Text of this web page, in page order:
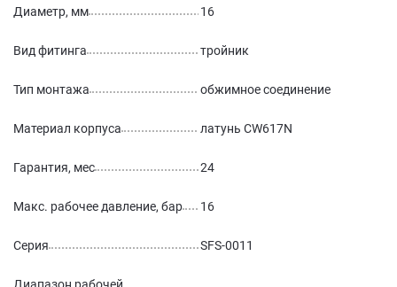
Диаметр, мм 16
Вид фитинга тройник
Тип монтажа обжимное соединение
Материал корпуса латунь CW617N
Гарантия, мес 24
Макс. рабочее давление, бар 16
Серия SFS-0011